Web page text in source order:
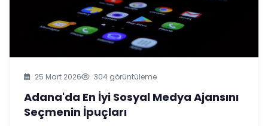
25 Mart 2026 304 görüntüleme
Adana'da En İyi Sosyal Medya Ajansını
Seçmenin İpuçları